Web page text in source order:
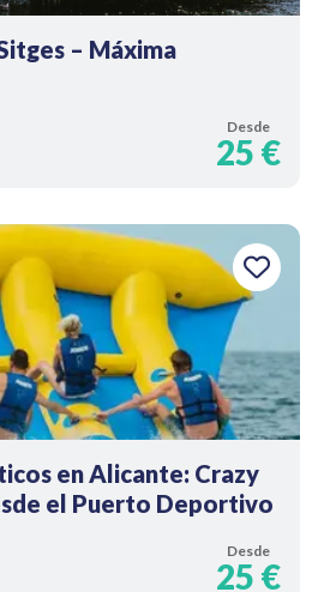
– Máxima
Desde
25 €
en Alicante: Crazy
el Puerto Deportivo
Desde
25 €